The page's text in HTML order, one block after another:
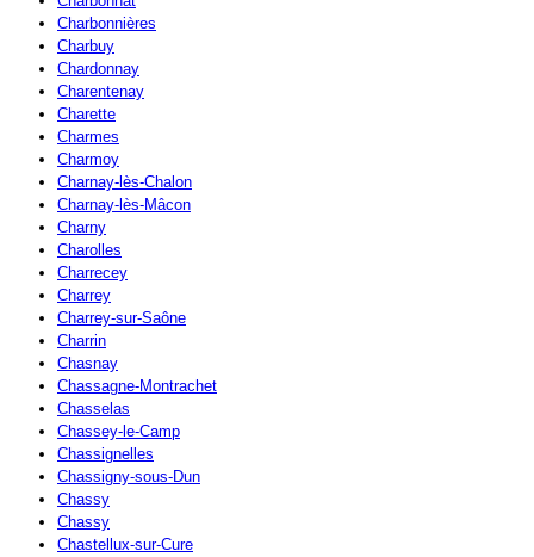
Charbonnières
Charbuy
Chardonnay
Charentenay
Charette
Charmes
Charmoy
Charnay-lès-Chalon
Charnay-lès-Mâcon
Charny
Charolles
Charrecey
Charrey
Charrey-sur-Saône
Charrin
Chasnay
Chassagne-Montrachet
Chasselas
Chassey-le-Camp
Chassignelles
Chassigny-sous-Dun
Chassy
Chassy
Chastellux-sur-Cure